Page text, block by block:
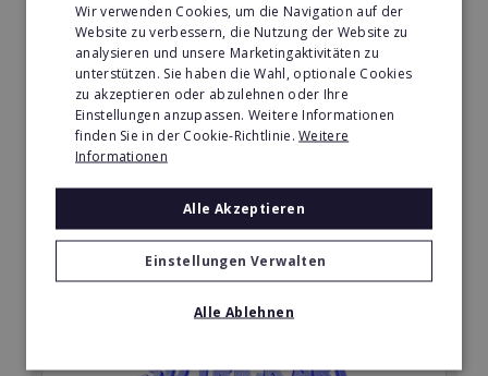
Körperformen - Erfolg mit medizinisch erprobtem
EMS-Equipment. Hier mehr erfahren
Min. Eigenkapital:
5.000€
Wir verwenden Cookies, um die Navigation auf der
Website zu verbessern, die Nutzung der Website zu
analysieren und unsere Marketingaktivitäten zu
unterstützen. Sie haben die Wahl, optionale Cookies
zu akzeptieren oder abzulehnen oder Ihre
Einstellungen anzupassen. Weitere Informationen
finden Sie in der Cookie-Richtlinie.Weitere
Informationen
Alle Akzeptieren
Einstellungen Verwalten
Alle Ablehnen